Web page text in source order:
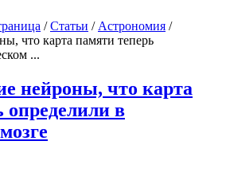
/ Статьи / Астрономия /
что карта памяти теперь
...
нейроны, что карта
определили в